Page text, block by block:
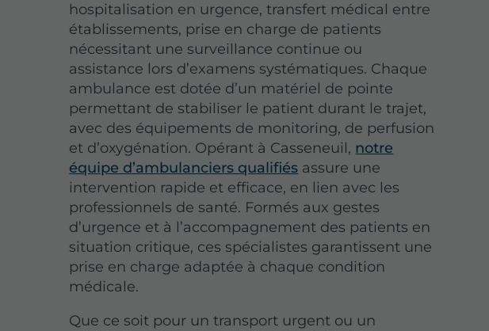
hospitalisation en urgence, transfert médical entre
établissements, prise en charge de patients
nécessitant une surveillance continue ou
assistance lors d’examens systématiques. Chaque
ambulance est dotée d’un matériel de pointe
permettant de stabiliser le patient durant le trajet,
avec des équipements de monitoring, de perfusion
et d’oxygénation. Opérant à Casseneuil, notre
équipe d’ambulanciers qualifiés assure une
intervention rapide et efficace, en lien avec les
professionnels de santé. Formés aux gestes
d’urgence et à l’accompagnement des patients en
situation critique, ces spécialistes garantissent une
prise en charge adaptée à chaque condition
médicale.
Que ce soit pour un transport urgent ou un